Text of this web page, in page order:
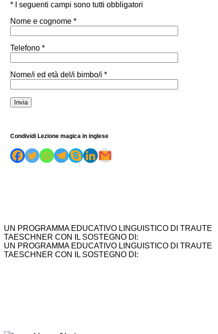
* I seguenti campi sono tutti obbligatori
Nome e cognome *
Telefono *
Nome/i ed età del/i bimbo/i *
Condividi Lezione magica in inglese
UN PROGRAMMA EDUCATIVO LINGUISTICO DI TRAUTE
TAESCHNER CON IL SOSTEGNO DI:
UN PROGRAMMA EDUCATIVO LINGUISTICO DI TRAUTE
TAESCHNER CON IL SOSTEGNO DI: